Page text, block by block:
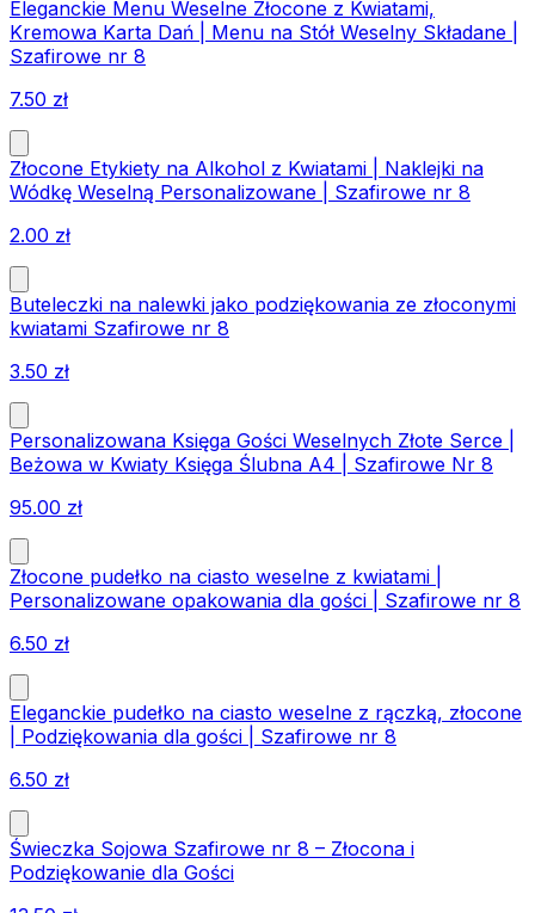
Eleganckie Menu Weselne Złocone z Kwiatami,
Kremowa Karta Dań | Menu na Stół Weselny Składane |
Szafirowe nr 8
7.50 zł
Złocone Etykiety na Alkohol z Kwiatami | Naklejki na
Wódkę Weselną Personalizowane | Szafirowe nr 8
2.00 zł
Buteleczki na nalewki jako podziękowania ze złoconymi
kwiatami Szafirowe nr 8
3.50 zł
Personalizowana Księga Gości Weselnych Złote Serce |
Beżowa w Kwiaty Księga Ślubna A4 | Szafirowe Nr 8
95.00 zł
Złocone pudełko na ciasto weselne z kwiatami |
Personalizowane opakowania dla gości | Szafirowe nr 8
6.50 zł
Eleganckie pudełko na ciasto weselne z rączką, złocone
| Podziękowania dla gości | Szafirowe nr 8
6.50 zł
Świeczka Sojowa Szafirowe nr 8 – Złocona i
Podziękowanie dla Gości